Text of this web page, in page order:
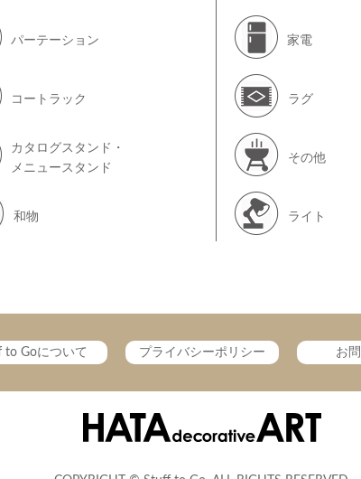
パーテーション
コートラック
カタログスタンド・
メニュースタンド
和物
家電
ラグ
その他
ライト
to Goについて プライバシーポリシー お